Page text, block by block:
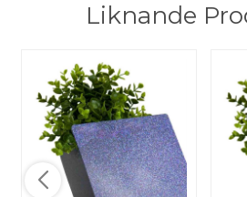
Liknande